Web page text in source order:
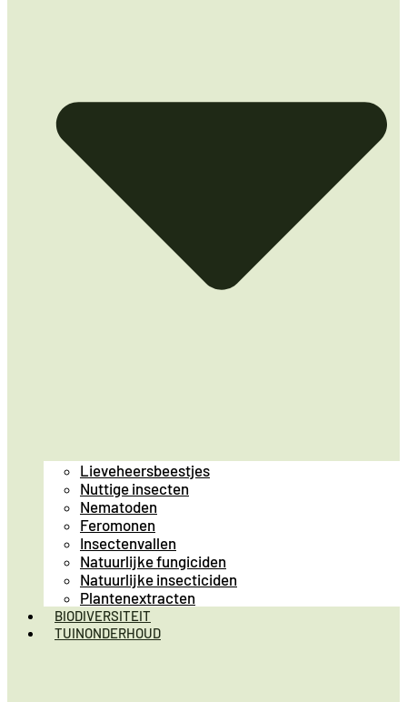
Lieveheersbeestjes
Nuttige insecten
Nematoden
Feromonen
Insectenvallen
Natuurlijke fungiciden
Natuurlijke insecticiden
Plantenextracten
BIODIVERSITEIT
TUINONDERHOUD